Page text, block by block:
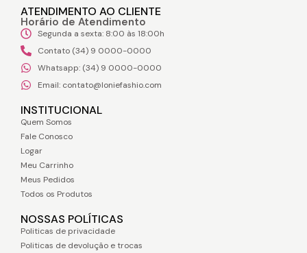
ATENDIMENTO AO CLIENTE
Horário de Atendimento
Segunda a sexta: 8:00 às 18:00h
Contato (34) 9 0000-0000
Whatsapp: (34) 9 0000-0000
Email: contato@loniefashio.com
INSTITUCIONAL
Quem Somos
Fale Conosco
Logar
Meu Carrinho
Meus Pedidos
Todos os Produtos
NOSSAS POLÍTICAS
Politicas de privacidade
Politicas de devolução e trocas